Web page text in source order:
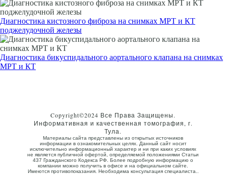
Диагностика кистозного фиброза на снимках МРТ и КТ
поджелудочной железы
Диагностика бикуспидального аортального клапана на снимках
МРТ и КТ
Copyright©2024 Все Права Защищены.
Информативная и качественная томография, г.
Тула.
Материалы сайта представлены из открытых источников
информации в ознакомительных целях. Данный сайт носит
исключительно информационный характер и ни при каких условиях
не является публичной офертой, определяемой положениями Статьи
437 Гражданского Кодекса РФ. Более подробную информацию о
компании можно получить в офисе и на официальном сайте.
Имеются противопоказания. Необходима консультация специалиста..